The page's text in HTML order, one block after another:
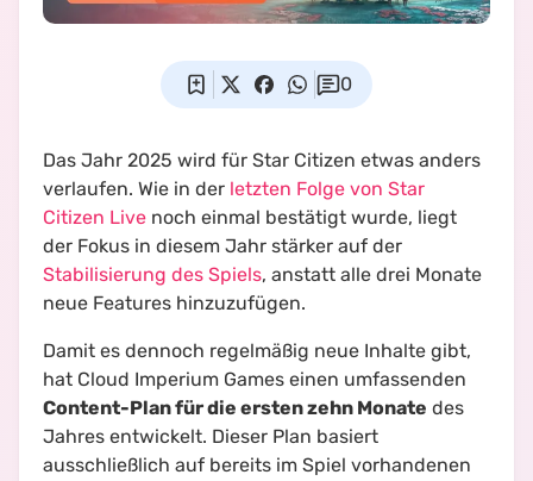
0
Das Jahr 2025 wird für Star Citizen etwas anders
verlaufen. Wie in der letzten Folge von Star
Citizen Live noch einmal bestätigt wurde, liegt
der Fokus in diesem Jahr stärker auf der
Stabilisierung des Spiels, anstatt alle drei Monate
neue Features hinzuzufügen.
Damit es dennoch regelmäßig neue Inhalte gibt,
hat Cloud Imperium Games einen umfassenden
Content-Plan für die ersten zehn Monate des
Jahres entwickelt. Dieser Plan basiert
ausschließlich auf bereits im Spiel vorhandenen